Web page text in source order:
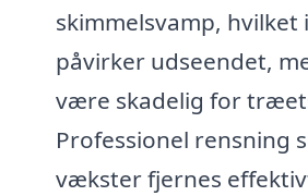
skimmelsvamp, hvilket
påvirker udseendet,
være skadelig for
Professionel rensning
vækster fjernes